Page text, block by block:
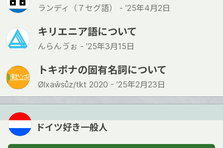
ランディ（７セグ語） - ’25年4月2日
キリエニア語について
んらんゔぉ - ’25年3月15日
トキポナの固有名詞について
Ølxaŵsůz/tkt 2020 - ’25年2月23日
ドイツ好き一般人